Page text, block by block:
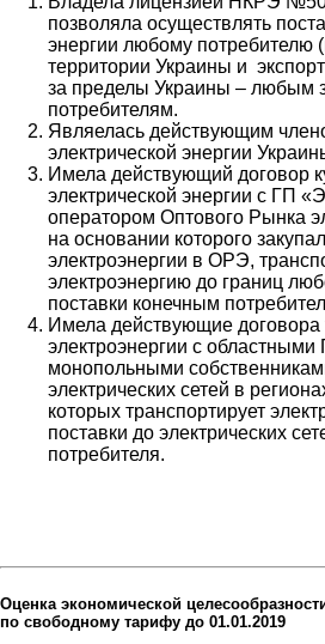
позволяла осуществлять
энергии любому потребителю
территории Украины и
за пределы Украины – любым
потребителям.
Являелась действующим
электрической энергии
Имела действующий договор
электрической энергии с ГП
оператором Оптового Рынка
на основании которого
электроэнергии в ОРЭ,
электроэнергию до границ
поставки конечным
Имела действующие договора
электроэнергии с
монопольными
электрических сетей в
которых транспортирует
поставки до электрических
потребителя.
Оценка экономической
по свободному тарифу до 01.01.2019